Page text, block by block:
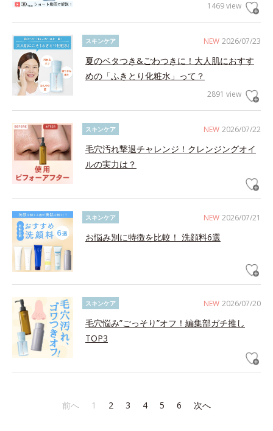
1469 view
NEW 2026/07/23
スキンケア
夏のベタつき&ごわつきに！大人肌におすす
めの「ふきとり化粧水」って？
2891 view
NEW 2026/07/22
スキンケア
毛穴汚れ撃退チャレンジ！クレンジングオイ
ルの実力は？
NEW 2026/07/21
スキンケア
お悩み別に特徴を比較！ 洗顔料6選
NEW 2026/07/20
スキンケア
毛穴悩み”ごっそり”オフ！編集部ガチ推し
TOP3
前へ 1 2 3 4 5 6 次へ